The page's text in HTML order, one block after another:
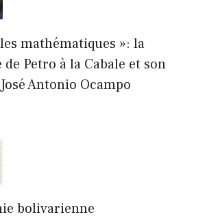
mathématiques »: la
Petro à la Cabale et son
Antonio Ocampo
bolivarienne